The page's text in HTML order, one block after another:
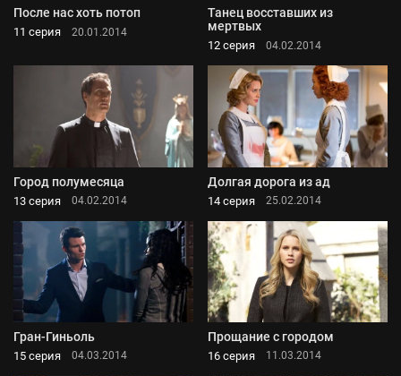
После нас хоть потоп
11 серия 20.01.2014
Танец восставших из
мертвых
12 серия 04.02.2014
Город полумесяца
13 серия 04.02.2014
Долгая дорога из ад
14 серия 25.02.2014
Гран-Гиньоль
15 серия 04.03.2014
Прощание с городом
16 серия 11.03.2014